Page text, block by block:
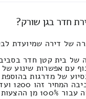
חדר בגן שורק?
של דירה שמיועדת
של בית קטן חדר
עם אפשרות שינוע
של מדרגות
מן ההצעות